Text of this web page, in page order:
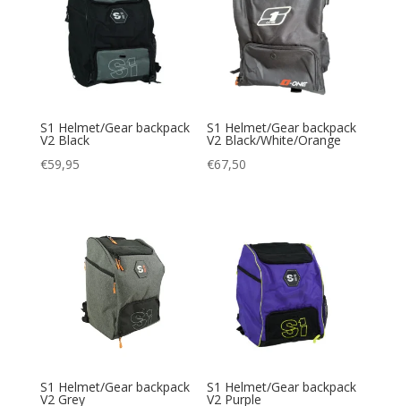
S1 Helmet/Gear backpack
V2 Black
€59,95
S1 Helmet/Gear backpack
V2 Black/White/Orange
€67,50
S1 Helmet/Gear backpack
V2 Grey
S1 Helmet/Gear backpack
V2 Purple